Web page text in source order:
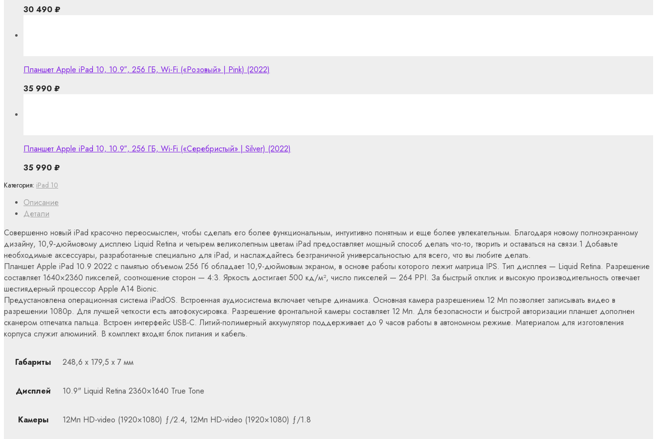
Описание
Детали
Совершенно новый iPad красочно переосмыслен, чтобы сделать его более функциональным, интуитивно понятным и еще более увлекательным. Благодаря новому полноэкранному
дизайну, 10,9‑дюймовому дисплею Liquid Retina и четырем великолепным цветам iPad предоставляет мощный способ делать что-то, творить и оставаться на связи.1 Добавьте
необходимые аксессуары, разработанные специально для iPad, и наслаждайтесь безграничной универсальностью для всего, что вы любите делать.
Планшет Apple iPad 10.9 2022 с памятью объемом 256 Гб обладает 10,9-дюймовым экраном, в основе работы которого лежит матрица IPS. Тип дисплея — Liquid Retina. Разрешение
составляет 1640×2360 пикселей, соотношение сторон — 4:3. Яркость достигает 500 кд/м², число пикселей — 264 PPI. За быстрый отклик и высокую производительность отвечает
шестиядерный процессор Apple A14 Bionic.
Предустановлена операционная система iPadOS. Встроенная аудиосистема включает четыре динамика. Основная камера разрешением 12 Мп позволяет записывать видео в
разрешении 1080р. Для лучшей четкости есть автофокусировка. Разрешение фронтальной камеры составляет 12 Мп. Для безопасности и быстрой авторизации планшет дополнен
сканером отпечатка пальца. Встроен интерфейс USB-C. Литий-полимерный аккумулятор поддерживает до 9 часов работы в автономном режиме. Материалом для изготовления
корпуса служит алюминий. В комплект входят блок питания и кабель.
Габариты 248,6 x 179,5 x 7 мм
Дисплей 10.9" Liquid Retina 2360×1640 True Tone
Камеры 12Мп HD-video (1920×1080) ƒ/2.4, 12Мп HD-video (1920×1080) ƒ/1.8
Категория: iPad 10
30 490 ₽
Планшет Apple iPad 10, 10.9″, 256 ГБ, Wi-Fi («Розовый» | Pink) (2022)
35 990 ₽
Планшет Apple iPad 10, 10.9″, 256 ГБ, Wi-Fi («Серебристый» | Silver) (2022)
35 990 ₽